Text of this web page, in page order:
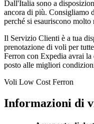
Dall'Italia sono a
ancora di più. Consigliamo
perché si esauriscono molto
Il Servizio Clienti è a tua
prenotazione di voli per
Ferron con Expedia avrai
posto alle migliori
Voli Low Cost Ferron
Informazioni di